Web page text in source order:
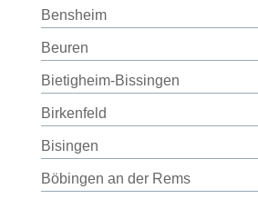
Bensheim
Beuren
Bietigheim-Bissingen
Birkenfeld
Bisingen
Böbingen an der Rems